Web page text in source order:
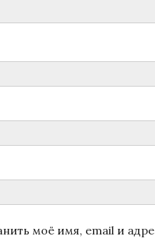
моё имя, email и